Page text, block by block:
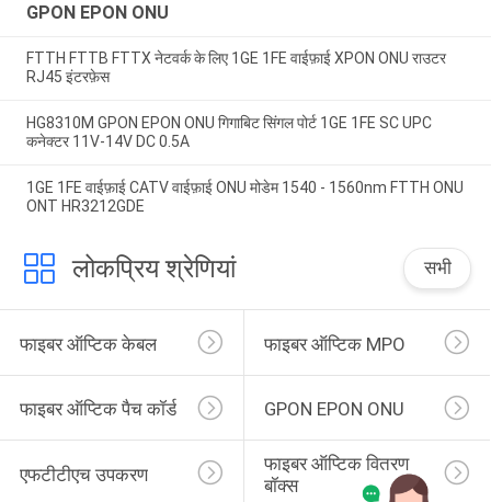
GPON EPON ONU
FTTH FTTB FTTX नेटवर्क के लिए 1GE 1FE वाईफ़ाई XPON ONU राउटर
RJ45 इंटरफ़ेस
HG8310M GPON EPON ONU गिगाबिट सिंगल पोर्ट 1GE 1FE SC UPC
कनेक्टर 11V-14V DC 0.5A
1GE 1FE वाईफ़ाई CATV वाईफ़ाई ONU मोडेम 1540 - 1560nm FTTH ONU
ONT HR3212GDE
लोकप्रिय श्रेणियां सभी
फाइबर ऑप्टिक केबल फाइबर ऑप्टिक MPO
फाइबर ऑप्टिक पैच कॉर्ड GPON EPON ONU
एफटीटीएच उपकरण
फाइबर ऑप्टिक वितरण
बॉक्स